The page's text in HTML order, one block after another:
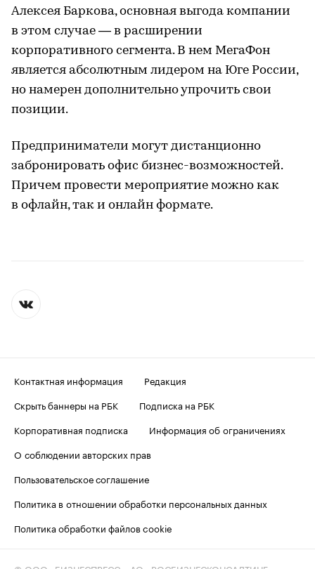
Алексея Баркова, основная выгода компании
в этом случае — в расширении
корпоративного сегмента. В нем МегаФон
является абсолютным лидером на Юге России,
но намерен дополнительно упрочить свои
позиции.
Предприниматели могут дистанционно
забронировать офис бизнес-возможностей.
Причем провести мероприятие можно как
в офлайн, так и онлайн формате.
Контактная информация
Редакция
Скрыть баннеры на РБК
Подписка на РБК
Корпоративная подписка
Информация об ограничениях
О соблюдении авторских прав
Пользовательское соглашение
Политика в отношении обработки персональных данных
Политика обработки файлов cookie